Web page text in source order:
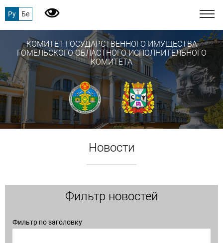
Ру Бе
КОМИТЕТ ГОСУДАРСТВЕННОГО ИМУЩЕСТВА
ГОМЕЛЬСКОГО ОБЛАСТНОГО ИСПОЛНИТЕЛЬНОГО
КОМИТЕТА
Новости
Фильтр новостей
Фильтр по заголовку